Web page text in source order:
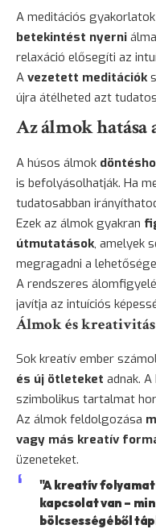
A meditációs
betekintést nyerni
relaxáció elősegíti az
A vezetett meditációk
újra átélheted azt
Az álmok
A húsos álmok
is befolyásolhatják. Ha
tudatosabban
Ezek az álmok gyakran
útmutatások, amelyek
megragadni a
A rendszeres
javítja az intuíciós
Álmok és kreativitás
Sok kreatív ember
és új ötleteket adnak.
szimbolikus tartalmat
Az álmok feldolgozása
vagy más kreatív
üzeneteket.
"A kreatív
kapcsolat van –
bölcsességéből